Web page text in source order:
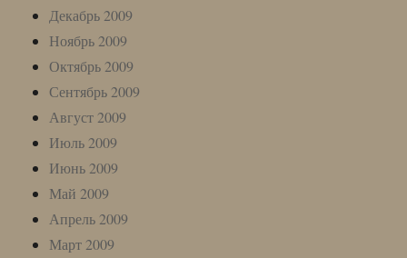
Декабрь 2009
Ноябрь 2009
Октябрь 2009
Сентябрь 2009
Август 2009
Июль 2009
Июнь 2009
Май 2009
Апрель 2009
Март 2009